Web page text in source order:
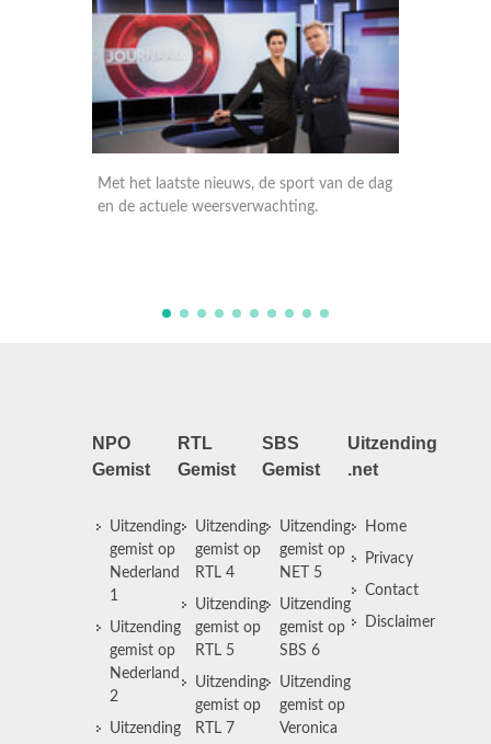
Met het laatste nieuws, gebeurtenissen van
nationaal en internationaal belang en de
NPO
Gemist
Uitzending
gemist op
Nederland
1
Uitzending
gemist op
Nederland
2
Uitzending
RTL
Gemist
Uitzending
gemist op
RTL 4
Uitzending
gemist op
RTL 5
Uitzending
gemist op
RTL 7
SBS
Gemist
Uitzending
gemist op
NET 5
Uitzending
gemist op
SBS 6
Uitzending
gemist op
Veronica
Uitzending
.net
Home
Privacy
Contact
Disclaimer